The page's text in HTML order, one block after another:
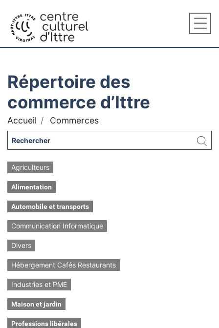
Répertoire des
commerce d’Ittre
Accueil Commerces
Agriculteurs
Alimentation
Automobile et transports
Communication Informatique
Divers
Hébergement Cafés Restaurants
Industries et PME
Maison et jardin
Professions libérales